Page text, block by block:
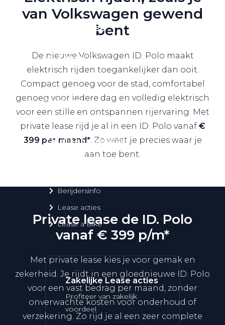
Private Lease
Terug
Direct naar
Website Pon Center Zakelijk
Zakelijke oplossingen
Lease aanbod
Berijdersinfo
Lease acties
Lease a Bike
Zakelijke Lease acties
Profiteer van zakelijk
voordeel
van Volkswagen gewend
bent
De nieuwe Volkswagen ID. Polo maakt
elektrisch rijden toegankelijker dan ooit.
Compact genoeg voor de stad, comfortabel
genoeg voor iedere dag en volledig elektrisch
voor een stille en ontspannen rijervaring. Met
private lease rijd je al in een ID. Polo vanaf €
399 per maand*. Zo weet je precies waar je
aan toe bent.
Private lease de ID. Polo
vanaf € 399 p/m*
Met private lease kies je voor gemak en
zekerheid. Je rijdt in een gloednieuwe ID. Polo
voor een vast bedrag per maand, zonder
onverwachte kosten voor onderhoud of
verzekering. Zo rijd je al een zeer complete